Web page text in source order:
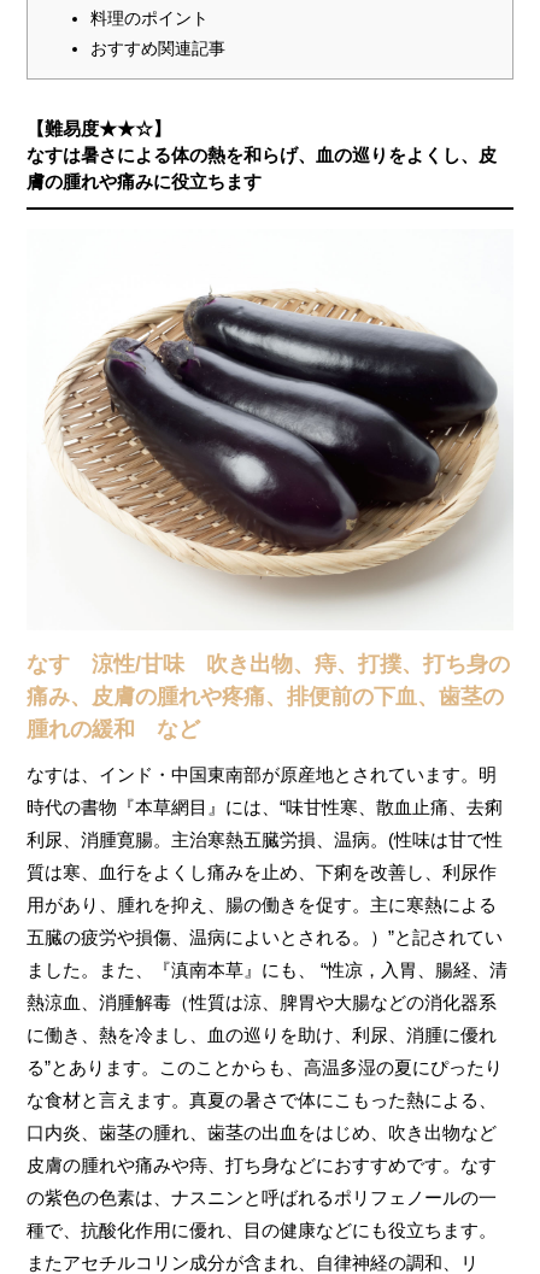
料理のポイント
おすすめ関連記事
【難易度★★☆】
なすは暑さによる体の熱を和らげ、血の巡りをよくし、皮
膚の腫れや痛みに役立ちます
なす 涼性/甘味 吹き出物、痔、打撲、打ち身の
痛み、皮膚の腫れや疼痛、排便前の下血、歯茎の
腫れの緩和 など
なすは、インド・中国東南部が原産地とされています。明
時代の書物『本草網目』には、“味甘性寒、散血止痛、去痢
利尿、消腫寛腸。主治寒熱五臓労損、温病。(性味は甘で性
質は寒、血行をよくし痛みを止め、下痢を改善し、利尿作
用があり、腫れを抑え、腸の働きを促す。主に寒熱による
五臓の疲労や損傷、温病によいとされる。）”と記されてい
ました。また、『滇南本草』にも、 “性凉，入胃、腸経、清
熱涼血、消腫解毒（性質は涼、脾胃や大腸などの消化器系
に働き、熱を冷まし、血の巡りを助け、利尿、消腫に優れ
る”とあります。このことからも、高温多湿の夏にぴったり
な食材と言えます。真夏の暑さで体にこもった熱による、
口内炎、歯茎の腫れ、歯茎の出血をはじめ、吹き出物など
皮膚の腫れや痛みや痔、打ち身などにおすすめです。なす
の紫色の色素は、ナスニンと呼ばれるポリフェノールの一
種で、抗酸化作用に優れ、目の健康などにも役立ちます。
またアセチルコリン成分が含まれ、自律神経の調和、リ